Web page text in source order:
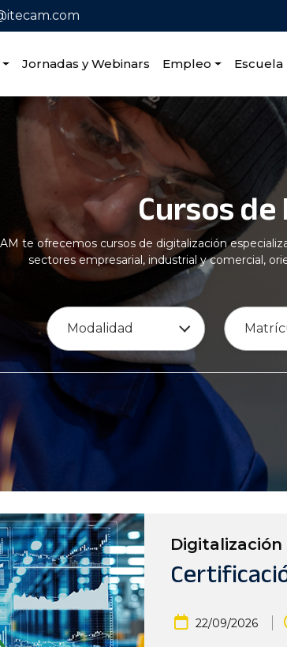
Jornadas y Webinars Empleo
Digitalización
Cursos
te ofrecemos cursos de digitalización
sectores empresarial, industrial y comercial,
Modalidad
Digitalización
22/09/2026 |